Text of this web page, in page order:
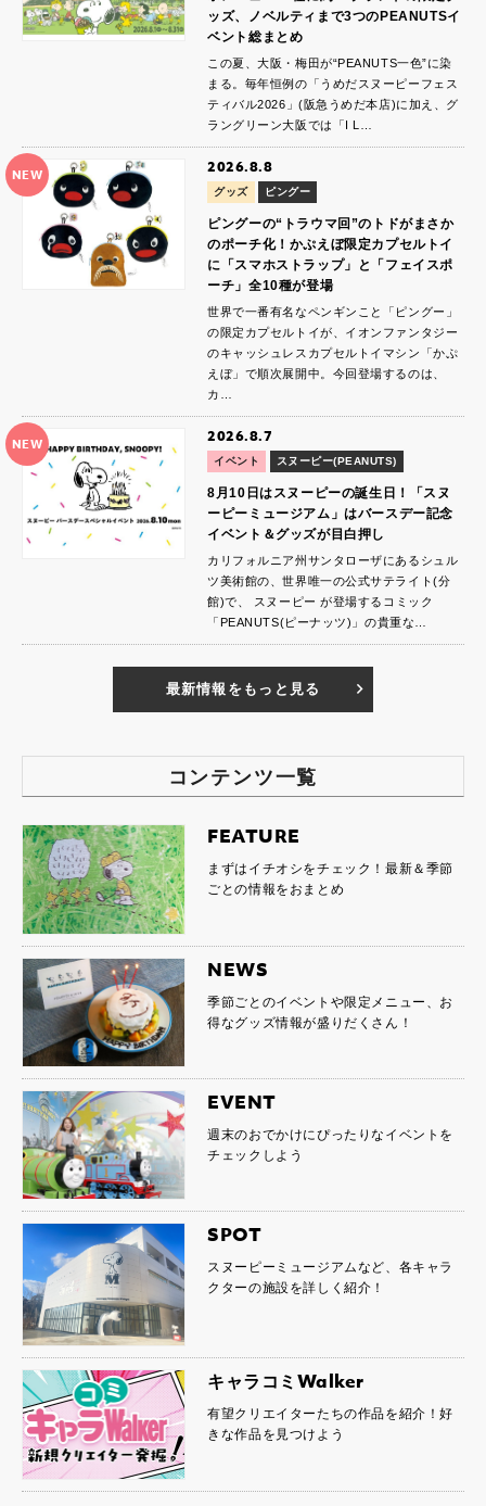
ッズ、ノベルティまで3つのPEANUTSイ
ベント総まとめ
この夏、大阪・梅田が“PEANUTS一色”に染
まる。毎年恒例の「うめだスヌーピーフェス
ティバル2026」(阪急うめだ本店)に加え、グ
ラングリーン大阪では「I L…
NEW 2026.8.8
グッズ ピングー
ピングーの“トラウマ回”のトドがまさか
のポーチ化！かぷえぼ限定カプセルトイ
に「スマホストラップ」と「フェイスポ
ーチ」全10種が登場
世界で一番有名なペンギンこと「ピングー」
の限定カプセルトイが、イオンファンタジー
のキャッシュレスカプセルトイマシン「かぷ
えぼ」で順次展開中。今回登場するのは、
カ…
NEW 2026.8.7
イベント スヌーピー(PEANUTS)
8月10日はスヌーピーの誕生日！「スヌ
ーピーミュージアム」はバースデー記念
イベント＆グッズが目白押し
カリフォルニア州サンタローザにあるシュル
ツ美術館の、世界唯一の公式サテライト(分
館)で、 スヌーピー が登場するコミック
「PEANUTS(ピーナッツ)」の貴重な…
最新情報をもっと見る
コンテンツ一覧
FEATURE
まずはイチオシをチェック！最新＆季節
ごとの情報をおまとめ
NEWS
季節ごとのイベントや限定メニュー、お
得なグッズ情報が盛りだくさん！
EVENT
週末のおでかけにぴったりなイベントを
チェックしよう
SPOT
スヌーピーミュージアムなど、各キャラ
クターの施設を詳しく紹介！
キャラコミWalker
有望クリエイターたちの作品を紹介！好
きな作品を見つけよう